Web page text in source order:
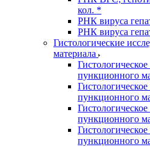
кол. *
РНК вируса
РНК вируса
Гистологические
материала
пункционного
пункционного
пункционного
пункционного